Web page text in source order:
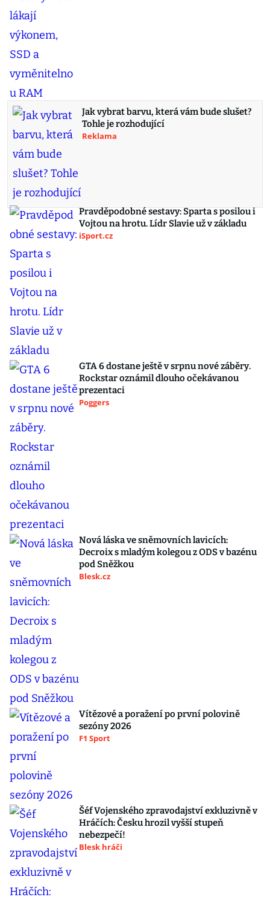
Jak vybrat barvu, která vám bude slušet?
Tohle je rozhodující
Reklama
Pravděpodobné sestavy: Sparta s posilou i
Vojtou na hrotu. Lídr Slavie už v základu
iSport.cz
GTA 6 dostane ještě v srpnu nové záběry.
Rockstar oznámil dlouho očekávanou
prezentaci
Poggers
Nová láska ve sněmovních lavicích:
Decroix s mladým kolegou z ODS v bazénu
pod Sněžkou
Blesk.cz
Vítězové a poražení po první polovině
sezóny 2026
F1 Sport
Šéf Vojenského zpravodajství exkluzivně v
Hráčích: Česku hrozil vyšší stupeň
nebezpečí!
Blesk hráči